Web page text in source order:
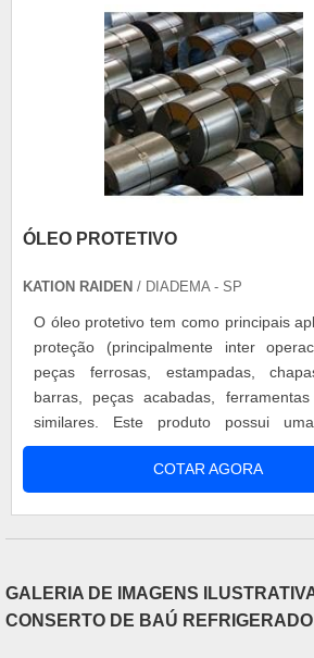
ÓLEO PROTETIVO
KATION RAIDEN / DIADEMA - SP
O óleo protetivo tem como principais
proteção (principalmente inter
peças ferrosas, estampadas,
barras, peças acabadas,
similares. Este produto possui uma
oleosa fina, macia, depositada por
Protege temporariamente peças
ambiente de atmosfera industrial,
COTAR AGORA
GALERIA DE IMAGENS
CONSERTO DE BAÚ REFRIGERADO